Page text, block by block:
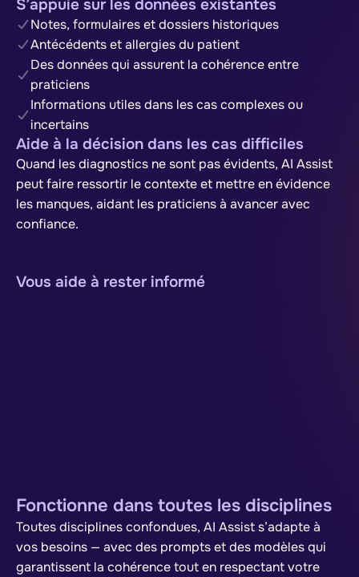
S’appuie sur les données existantes
Notes, formulaires et dossiers historiques
Antécédents et allergies du patient
Des données qui assurent la cohérence entre
praticiens
Informations utiles dans les cas complexes ou
incertains
Aide à la décision dans les cas difficiles
Quand les diagnostics ne sont pas évidents, AI Assist
peut faire ressortir le contexte et mettre en évidence
les manques, aidant les praticiens à avancer avec
confiance.
Vous aide à rester informé
Fonctionne dans toutes les disciplines
Toutes disciplines confondues, AI Assist s’adapte à
vos besoins — avec des prompts et des modèles qui
garantissent la cohérence tout en respectant votre